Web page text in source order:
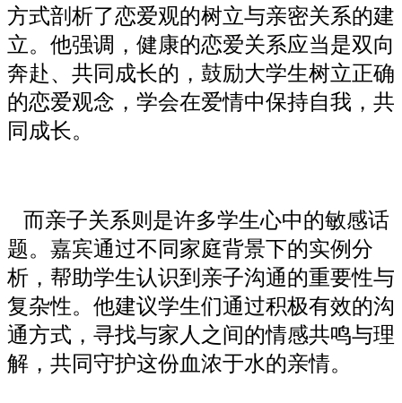
方式剖析了恋爱观的树立与亲密关系的建
立。他强调，健康的恋爱关系应当是双向
奔赴、共同成长的，鼓励大学生树立正确
的恋爱观念，学会在爱情中保持自我，共
同成长。
而亲子关系则是许多学生心中的敏感话
题。嘉宾通过不同家庭背景下的实例分
析，帮助学生认识到亲子沟通的重要性与
复杂性。他建议学生们通过积极有效的沟
通方式，寻找与家人之间的情感共鸣与理
解，共同守护这份血浓于水的亲情。